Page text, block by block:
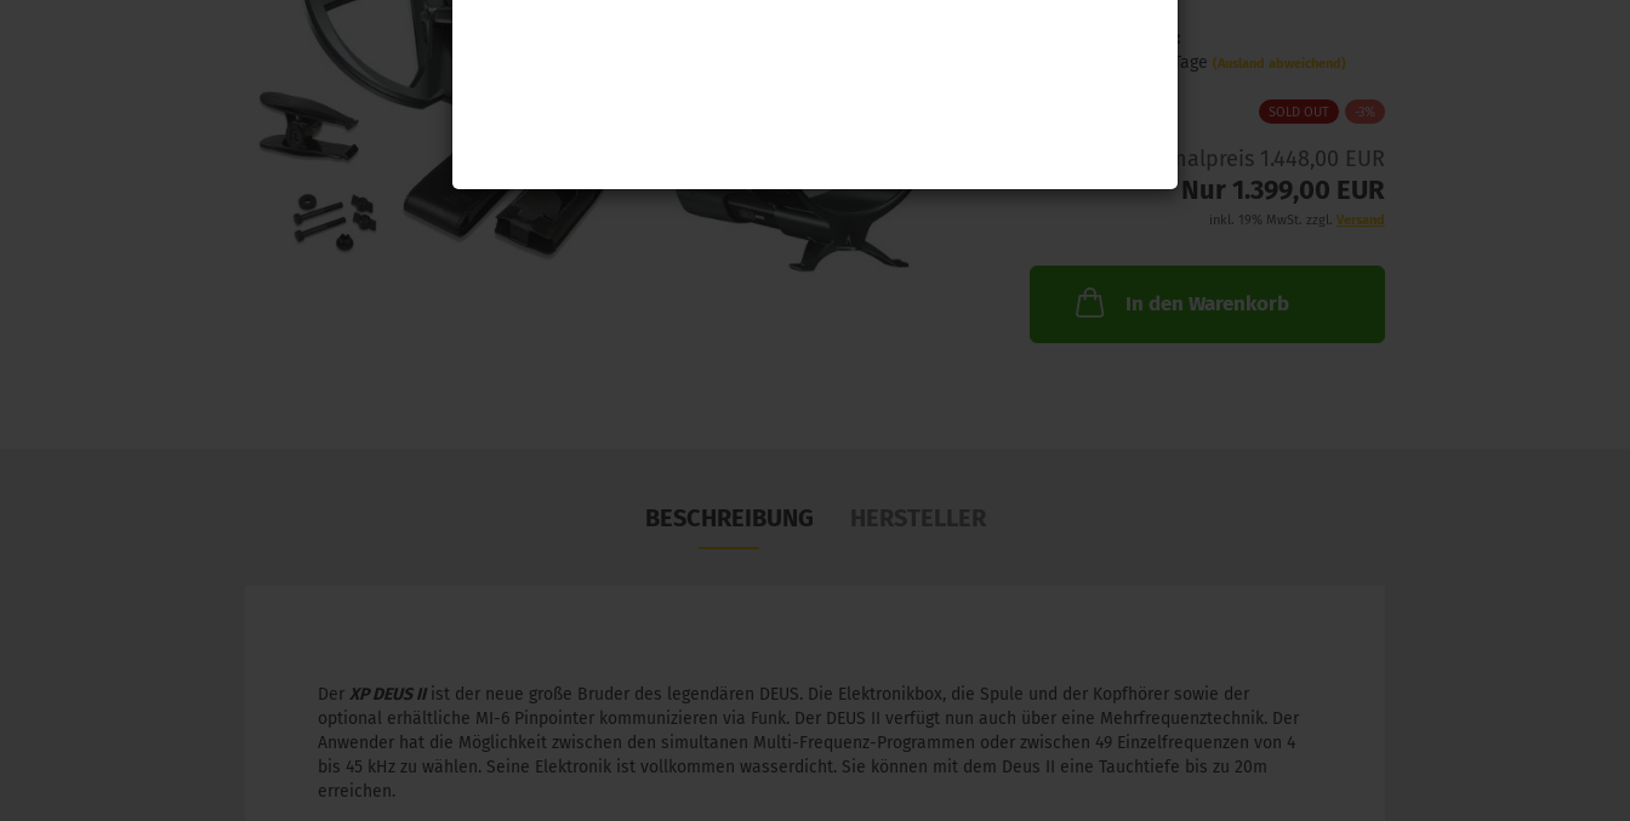
Lieferzeit:
ca. 1-3 Tage (Ausland abweichend)
SOLD OUT -3%
Originalpreis 1.448,00 EUR
Nur 1.399,00 EUR
inkl. 19% MwSt. zzgl. Versand
In den Warenkorb
BESCHREIBUNG
Der XP DEUS IIist der neue große Bruder des legendären DEUS. Die Elektronikbox, die Spule und der Kopfhörer sowie der
optional erhältliche MI-6 Pinpointer kommunizieren via Funk. Der DEUS II verfügt nun auch über eine Mehrfrequenztechnik. Der
Anwender hat die Möglichkeit zwischen den simultanen Multi-Frequenz-Programmen oder zwischen 49 Einzelfrequenzen von 4
bis 45 kHz zu wählen. Seine Elektronik ist vollkommen wasserdicht. Sie können mit dem Deus II eine Tauchtiefe bis zu 20m
erreichen.